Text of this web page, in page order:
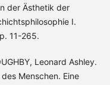
der Ästhetik der
I.
11-265.
Leonard Ashley.
Menschen. Eine